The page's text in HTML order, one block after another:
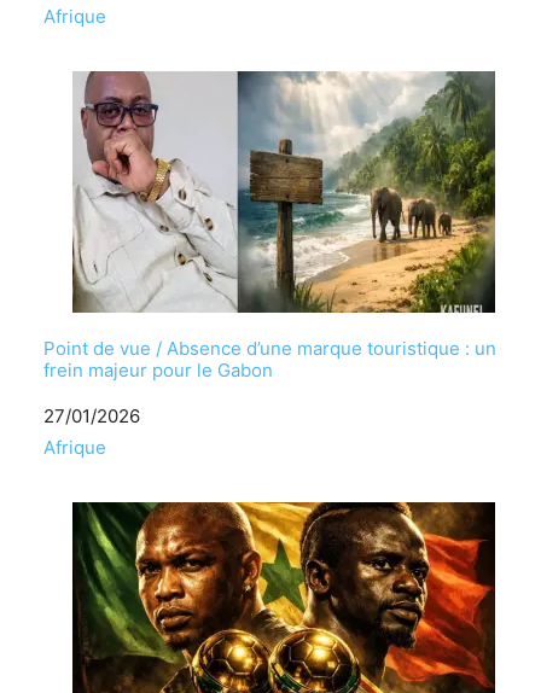
Par rapport à
Afrique
Point de vue / Absence d’une marque touristique : un
frein majeur pour le Gabon
Date
27/01/2026
Par rapport à
Afrique